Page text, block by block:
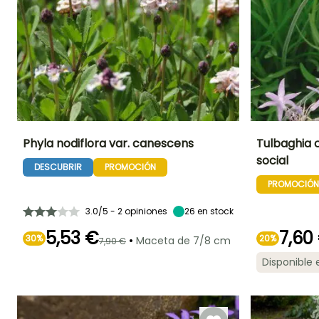
Altura en la
madurez
Anchura en la
madurez
Septiembre a
Octubre
Phyla nodiflora var. canescens
DESCUBRIR PROMOCIÓN
3.0/5 - 2 opiniones 26 en stock
30% 5,53 €7,90 € • Maceta de 7/8 cm
madurez
55 cm
Periodo de
Tulbaghia
social
PROMOCIÓN
20%
Disponible